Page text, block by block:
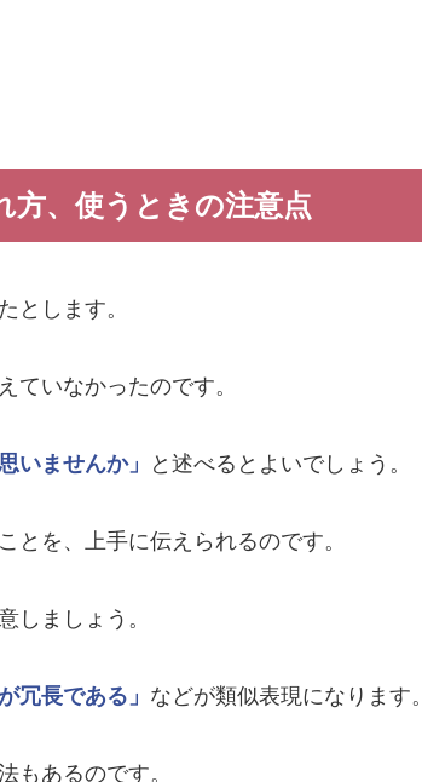
方、使うときの注意点
とします。
ていなかったのです。
いませんか」 と述べるとよいでしょう。
とを、上手に伝えられるのです。
しましょう。
冗長である」 などが類似表現になります。
もあるのです。